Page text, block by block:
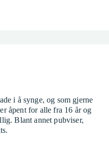
i å synge, og som gjerne
åpent for alle fra 16 år og
Blant annet pubviser,